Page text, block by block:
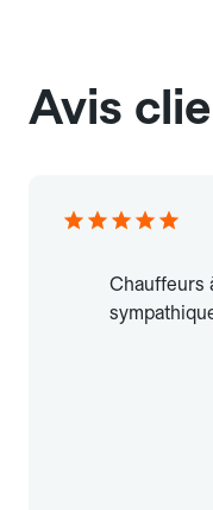
Avis
Chauffeurs